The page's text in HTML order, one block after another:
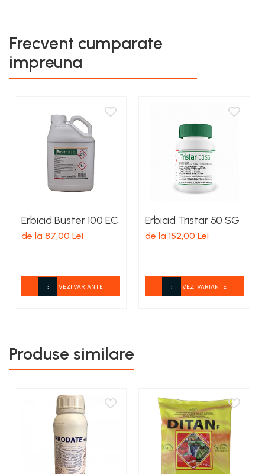
Frecvent cumparate
impreuna
Erbicid Buster 100 EC
de la 87,00 Lei
VEZI VARIANTE
Erbicid Tristar 50 SG
de la 152,00 Lei
VEZI VARIANTE
Produse similare